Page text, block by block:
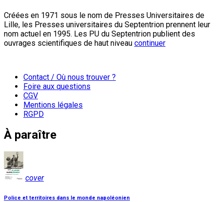
Créées en 1971 sous le nom de Presses Universitaires de
Lille, les Presses universitaires du Septentrion prennent leur
nom actuel en 1995. Les PU du Septentrion publient des
ouvrages scientifiques de haut niveau continuer
Contact / Où nous trouver ?
Foire aux questions
CGV
Mentions légales
RGPD
À paraître
cover
Police et territoires dans le monde napoléonien